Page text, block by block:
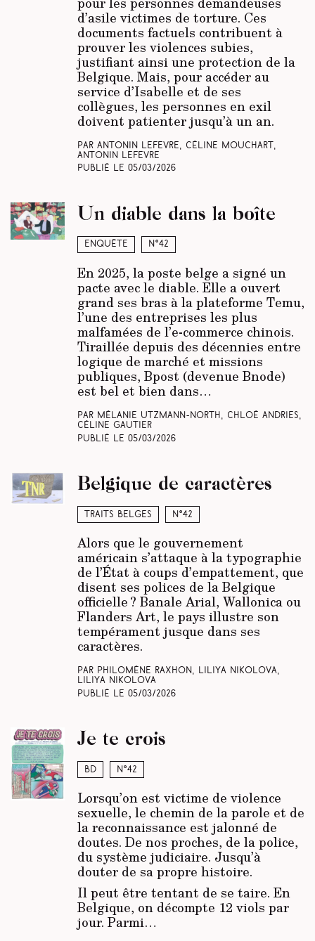
d’asile victimes de torture. Ces
documents factuels contribuent à
prouver les violences subies,
justifiant ainsi une protection de la
Belgique. Mais, pour accéder au
service d’Isabelle et de ses
collègues, les personnes en exil
doivent patienter jusqu’à un an.
Par Antonin Lefevre, Céline Mouchart,
Antonin Lefevre
Publié le 05/03/2026
Enquête N°42
Un diable dans la boîte
En 2025, la poste belge a signé un
pacte avec le diable. Elle a ouvert
grand ses bras à la plateforme Temu,
l’une des entreprises les plus
malfamées de l’e-commerce chinois.
Tiraillée depuis des décennies entre
logique de marché et missions
publiques, Bpost (devenue Bnode)
est bel et bien dans…
Par Mélanie Utzmann-North, Chloé Andries,
Céline Gautier
Publié le 05/03/2026
Traits belges N°42
Belgique de caractères
Alors que le gouvernement
américain s’attaque à la typographie
de l’État à coups d’empattement, que
disent ses polices de la Belgique
officielle ? Banale Arial, Wallonica ou
Flanders Art, le pays illustre son
tempérament jusque dans ses
caractères.
Par Philomène Raxhon, Liliya Nikolova,
Liliya Nikolova
Publié le 05/03/2026
BD N°42
Je te crois
Lorsqu’on est victime de violence
sexuelle, le chemin de la parole et de
la reconnaissance est jalonné de
doutes. De nos proches, de la police,
du système judiciaire. Jusqu’à
douterde sa propre histoire.
Il peut être tentant de se taire. En
Belgique, on décompte 12 viols par
jour. Parmi…